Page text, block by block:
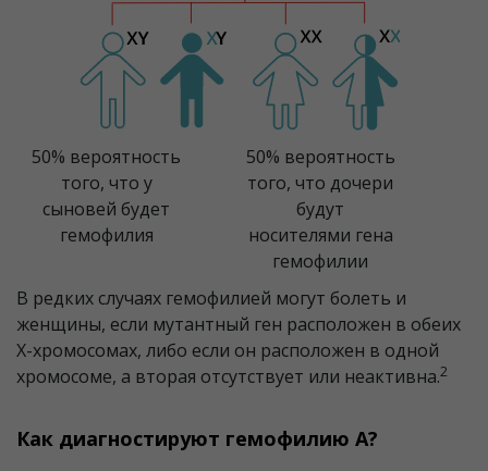
50% вероятность
того, что у
сыновей будет
гемофилия
50% вероятность
того, что дочери
будут
носителями гена
гемофилии
В редких случаях гемофилией могут болеть и
женщины, если мутантный ген расположен в обеих
Х-хромосомах, либо если он расположен в одной
хромосоме, а вторая отсутствует или неактивна.2
Как диагностируют гемофилию А?